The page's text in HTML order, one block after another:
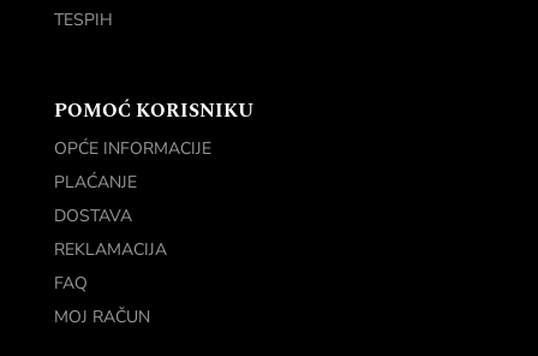
TESPIH
POMOĆ KORISNIKU
OPĆE INFORMACIJE
PLAĆANJE
DOSTAVA
REKLAMACIJA
FAQ
MOJ RAČUN